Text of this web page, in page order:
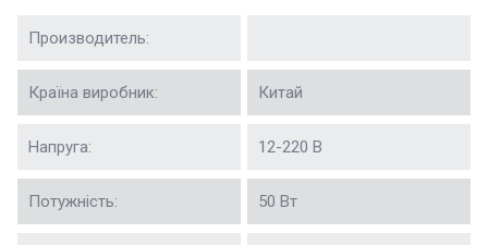
Производитель:
Країна виробник: Китай
Напруга: 12-220 В
Потужність: 50 Вт